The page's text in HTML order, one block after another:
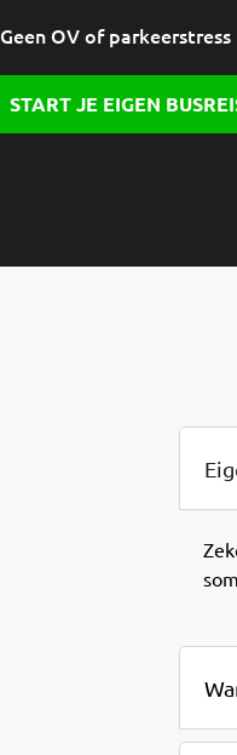
Geen OV of parkeerstress
START JE EIGEN